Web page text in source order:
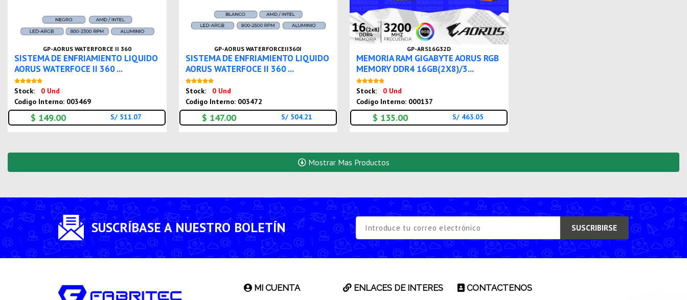
GP-AORUS WATERFORCE II 360
SISTEMA DE ENFRIAMIENTO LIQUIDO
AORUS WATERFOCE II 360 ...
Stock:
0 Und
Codigo Interno: 003469
$ 149.00 S/ 511.07
GP-AORUS WATERFORCEII360I
SISTEMA DE ENFRIAMIENTO LIQUIDO
AORUS WATERFOCE II 360 ...
Stock:
0 Und
Codigo Interno: 003472
$ 147.00 S/ 504.21
GP-ARS16G32D
MEMORIA RAM GIGABYTE AORUS RGB
MEMORY DDR4 16GB(2X8)/3...
Stock:
0 Und
Codigo Interno: 000137
$ 135.00 S/ 463.05
Mostrar Mas Productos
SUSCRÍBASE A NUESTRO BOLETÍN SUSCRIBIRSE
MI CUENTA ENLACES DE INTERES CONTACTENOS